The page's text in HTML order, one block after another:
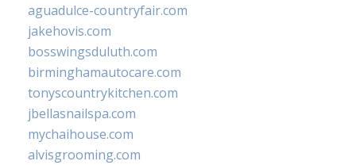
aguadulce-countryfair.com
jakehovis.com
bosswingsduluth.com
birminghamautocare.com
tonyscountrykitchen.com
jbellasnailspa.com
mychaihouse.com
alvisgrooming.com